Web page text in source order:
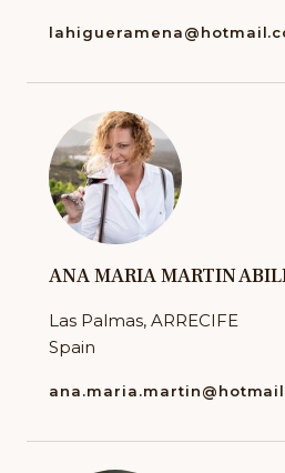
ANA MARIA MARTIN
Las Palmas, ARRECIFE
Spain